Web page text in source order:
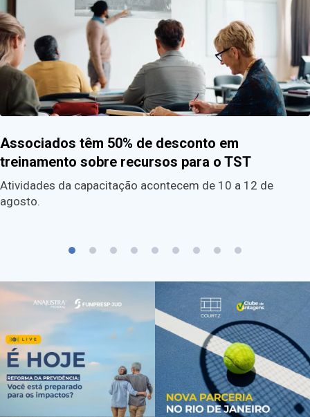
Associados têm 50% de desconto em
treinamento sobre recursos para o TST
Atividades da capacitação acontecem de 10 a 12 de
agosto.